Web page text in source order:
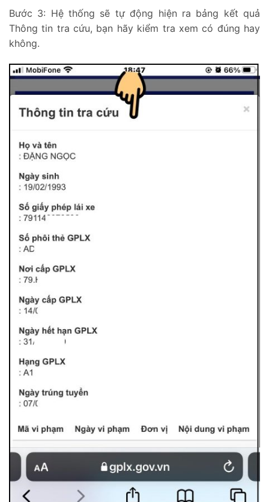
Bước 3: Hệ thống sẽ tự động hiện ra bảng kết quả
Thông tin tra cứu, bạn hãy kiểm tra xem có đúng hay
không.